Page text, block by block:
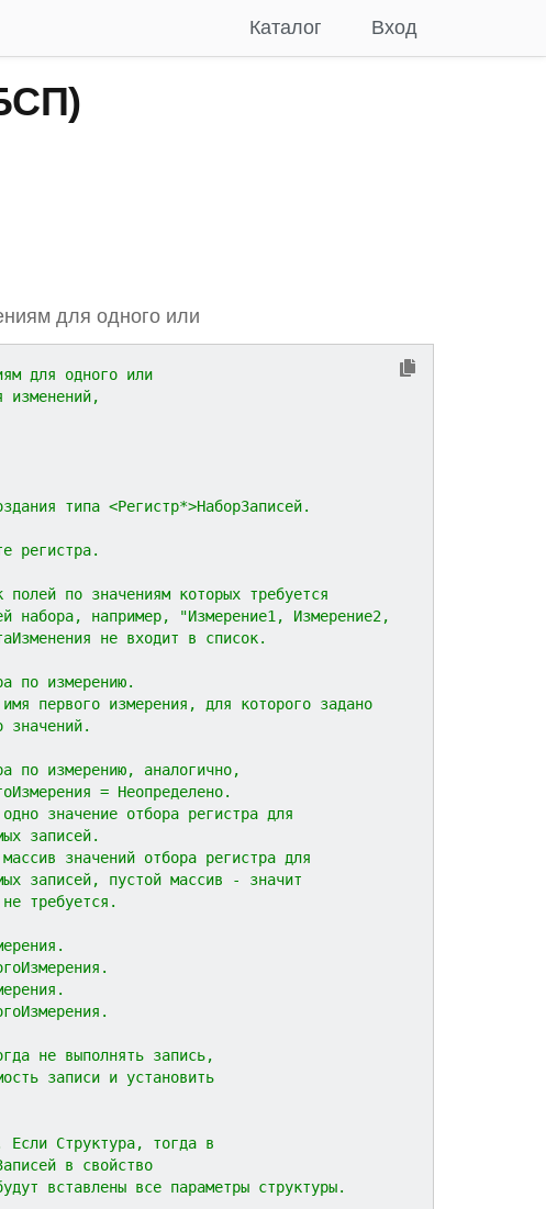
Вход
Каталог
для одного или
для одного или
изменений,
типа <Регистр*>НаборЗаписей.
по значениям которых требуется
например, "Измерение1, Измерение2,
не входит в список.
по измерению.
измерения, для которого задано
по измерению, аналогично,
= Неопределено.
отбора регистра для
отбора регистра для
пустой массив - значит
не выполнять запись,
и установить
Структура, тогда в
в свойство
все параметры структуры.